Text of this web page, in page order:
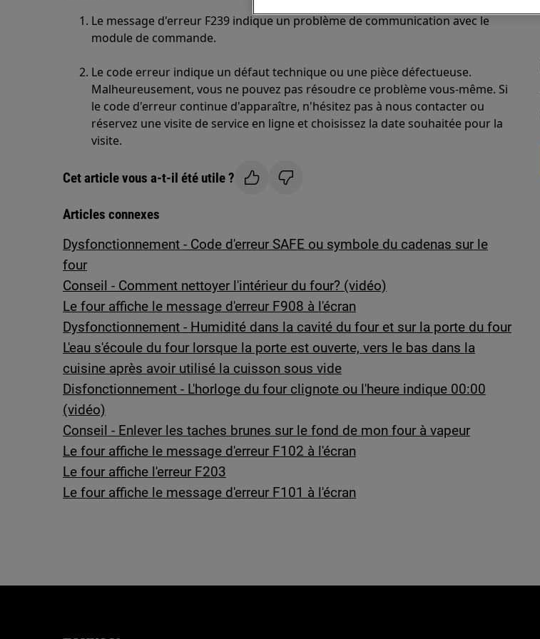
Le message d'erreur F239 indique un problème de communication avec le
module de commande.
Le code erreur indique un défaut technique ou une pièce défectueuse.
Malheureusement, vous ne pouvez pas résoudre ce problème vous-même. Si
le code d'erreur continue d'apparaître, n'hésitez pas à nous contacter ou
réservez une visite de service en ligne et choisissez la date souhaitée pour la
visite.
Cet article vous a-t-il été utile ?
Articles connexes
Dysfonctionnement - Code d'erreur SAFE ou symbole du cadenas sur le
four
Conseil - Comment nettoyer l'intérieur du four? (vidéo)
Le four affiche le message d'erreur F908 à l'écran
Dysfonctionnement - Humidité dans la cavité du four et sur la porte du four
L'eau s'écoule du four lorsque la porte est ouverte, vers le bas dans la
cuisine après avoir utilisé la cuisson sous vide
Disfonctionnement - L'horloge du four clignote ou l'heure indique 00:00
(vidéo)
Conseil - Enlever les taches brunes sur le fond de mon four à vapeur
Le four affiche le message d'erreur F102 à l'écran
Le four affiche l'erreur F203
Le four affiche le message d'erreur F101 à l'écran